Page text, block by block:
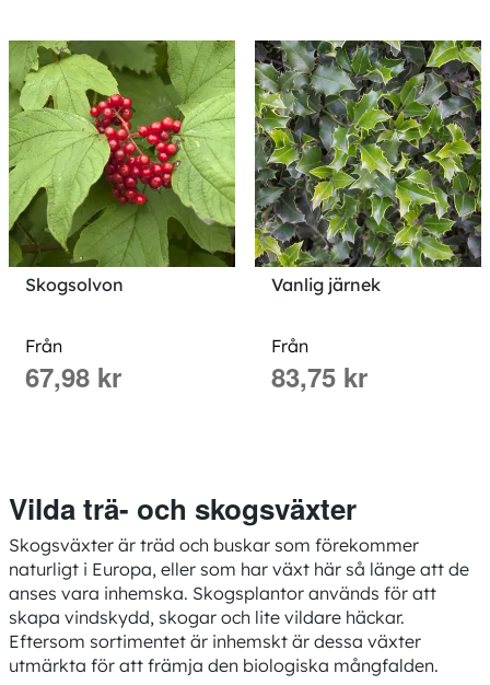
Skogsolvon
Från
67,98 kr
Vanlig järnek
Från
83,75 kr
Vilda trä- och skogsväxter
Skogsväxter är träd och buskar som förekommer
naturligt i Europa, eller som har växt här så länge att de
anses vara inhemska. Skogsplantor används för att
skapa vindskydd, skogar och lite vildare häckar.
Eftersom sortimentet är inhemskt är dessa växter
utmärkta för att främja den biologiska mångfalden.